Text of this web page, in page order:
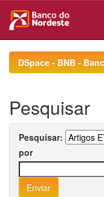
navigationDSpace - BNB -
Pesquisar
Pesquisar:
por